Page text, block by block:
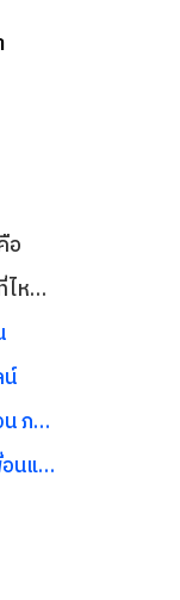
อ
ต้องการเงินด่วนฉุกเฉินวันนี้ ที่ไหนดี?
ความเสี่ยงของการ ยืมเงินด่วน ภายในวัน
ยืม เงินด่วน ฉุกเฉิน วันนี้ ที่ เพื่อนแท้ เงินด่วน